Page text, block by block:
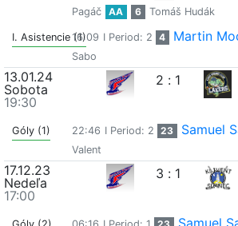
Pagáč
AA 6 Tomáš Hudák
I. Asistencie (1)16:09 I Period: 2 4 Martin
Sabo
13.01.24
Sobota
19:30
2 : 1
Góly (1) 22:46 I Period: 2 23 Samuel
Valent
17.12.23
Nedeľa
17:00
3 : 1
Samuel